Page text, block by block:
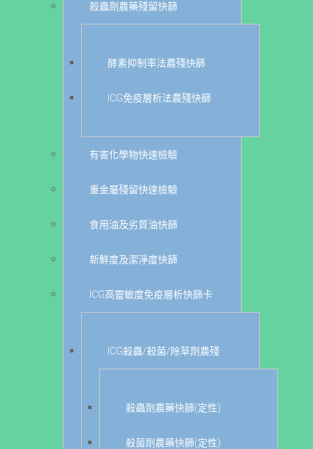
殺蟲劑農藥殘留快篩
酵素抑制率法農殘快篩
ICG免疫層析法農殘快篩
有害化學物快速檢驗
重金屬殘留快速檢驗
食用油及劣質油快篩
新鮮度及潔淨度快篩
ICG高靈敏度免疫層析快篩卡
ICG殺蟲/殺菌/除草劑農殘
殺蟲劑農藥快篩(定性)
殺菌劑農藥快篩(定性)